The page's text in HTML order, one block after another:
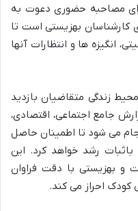
مصاحبه حضوری دعوت به
کارشناسان بهزیستی است تا
انگیزه ها و انتظارات آنها
زندگی متقاضیان بازدید
جامع اجتماعی، اقتصادی،
می شود تا اطمینان حاصل
رشد خواهد کرد. این
و بهزیستی با دقت فراوان
کودک احراز می کند.